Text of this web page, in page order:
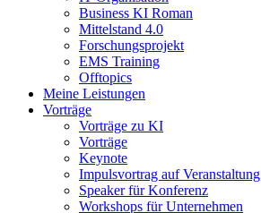
Business KI Roman
Mittelstand 4.0
Forschungsprojekt
EMS Training
Offtopics
Meine Leistungen
Vorträge
Vorträge zu KI
Vorträge
Keynote
Impulsvortrag auf Veranstaltung
Speaker für Konferenz
Workshops für Unternehmen